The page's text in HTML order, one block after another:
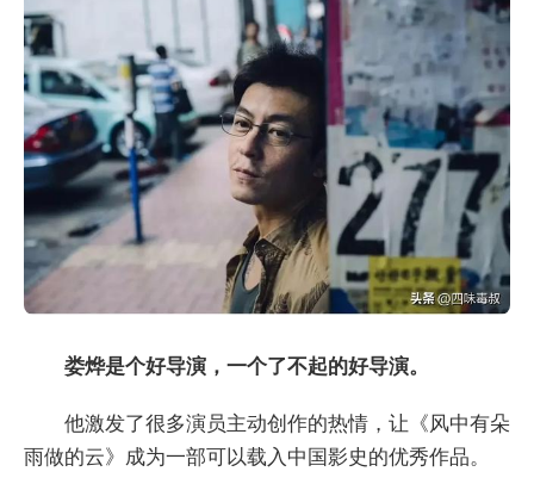
娄烨是个好导演，一个了不起的好导演。
他激发了很多演员主动创作的热情，让《风中有朵
雨做的云》成为一部可以载入中国影史的优秀作品。